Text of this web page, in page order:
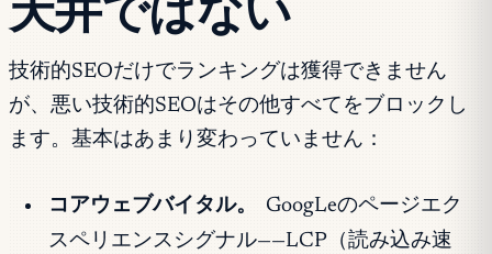
技術的SEOだけでランキングは獲得できません
が、悪い技術的SEOはその他すべてをブロックし
ます。基本はあまり変わっていません：
コアウェブバイタル。
GoogLeのページエク
スペリエンスシグナル——LCP（読み込み速